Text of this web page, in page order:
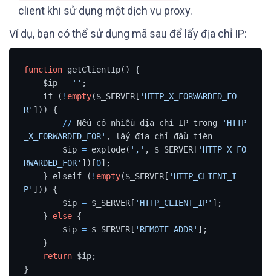
client khi sử dụng một dịch vụ proxy.
Ví dụ, bạn có thể sử dụng mã sau để lấy địa chỉ IP:
function getClientIp() {
    $ip
= '' ;
    if (
! empty($_SERVER[ 'HTTP_X_FORWARDED_FO
R' ])) {
// Nếu có nhiều địa chỉ IP trong
'HTTP
_X_FORWARDED_FOR' , lấy địa chỉ đầu tiên
        $ip
= explode( ',' , $_SERVER[ 'HTTP_X_FO
RWARDED_FOR' ])[0];
    } elseif (
! empty($_SERVER[ 'HTTP_CLIENT_I
P' ])) {
        $ip
= $_SERVER[ 'HTTP_CLIENT_IP' ];
    }
else {
        $ip
= $_SERVER[ 'REMOTE_ADDR' ];
return $ip;
}